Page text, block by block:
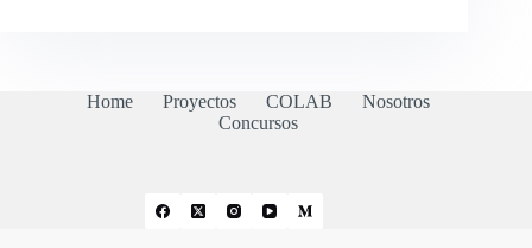
Home Proyectos COLAB
Nosotros
Concursos